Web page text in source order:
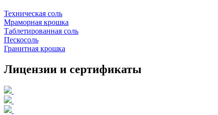
Техническая соль
Мраморная крошка
Таблетированная соль
Пескосоль
Гранитная крошка
Лицензии и сертификаты